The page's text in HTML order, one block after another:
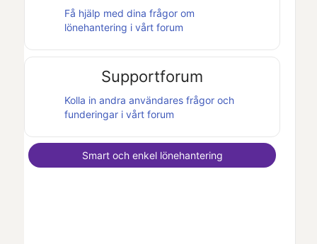
Få hjälp med dina frågor om
lönehantering i vårt forum
Supportforum
Kolla in andra användares frågor och
funderingar i vårt forum
Smart och enkel lönehantering